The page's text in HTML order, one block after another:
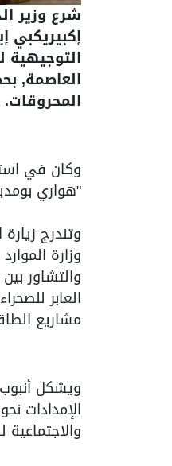
شرع وزير
إكبيريكبي
التوجيهية
العاصمة,
المحروقات.
وكان في
"هواري
وتندرج
وزارة
والتشاور
العابر
مشاريع
ويشكل أنبوب
الإمدادات
والاجتماعية